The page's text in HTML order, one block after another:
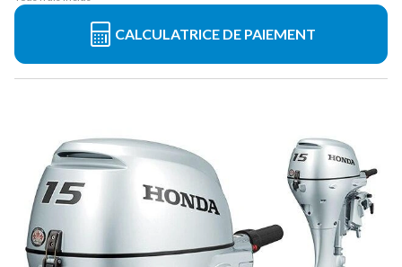
CALCULATRICE DE PAIEMENT